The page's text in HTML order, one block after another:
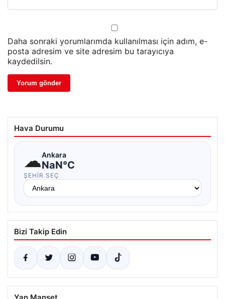
Daha sonraki yorumlarımda kullanılması için adım, e-
posta adresim ve site adresim bu tarayıcıya
kaydedilsin.
Hava Durumu
☁Ankara
NaN°C
ŞEHIR SEÇ
Bizi Takip Edin